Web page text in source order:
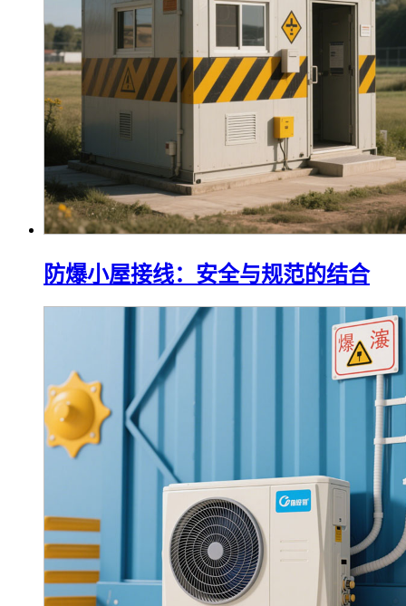
防爆小屋接线：安全与规范的结合